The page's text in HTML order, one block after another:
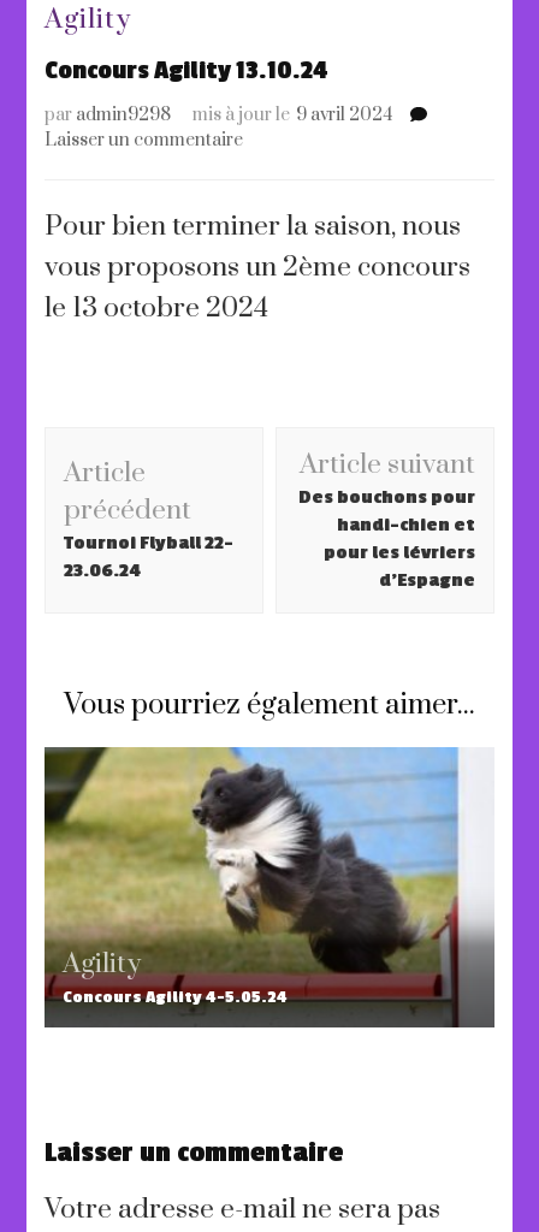
Agility
Concours Agility 13.10.24
par admin9298 mis à jour le 9 avril 2024
Laisser un commentairesur
13.10.24
Pour bien terminer la saison, nous
vous proposons un 2ème concours
le 13 octobre 2024
d'article
Article
précédent
Tournoi Flyball 22-
23.06.24
Article suivant
Des bouchons pour
handi-chien et
pour les lévriers
d’Espagne
Vous pourriez également aimer...
Agility
Concours Agility 4-5.05.24
Laisser un commentaire
Votre adresse e-mail ne sera pas